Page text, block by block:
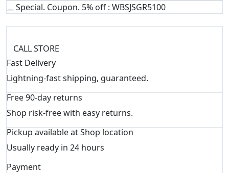
Special. Coupon. 5% off : WBSJSGR5100
CALL STORE
Fast Delivery
Lightning-fast shipping, guaranteed.
Free 90-day returns
Shop risk-free with easy returns.
Pickup available at Shop location
Usually ready in 24 hours
Payment